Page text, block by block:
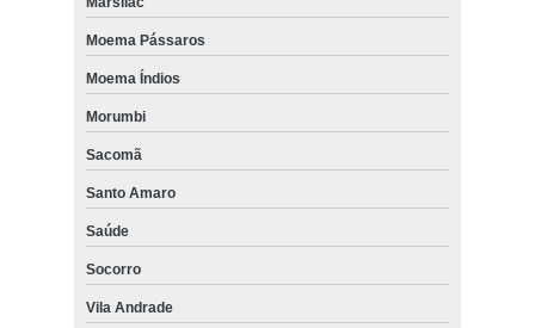
Moema Pássaros
Moema Índios
Morumbi
Sacomã
Santo Amaro
Saúde
Socorro
Vila Andrade